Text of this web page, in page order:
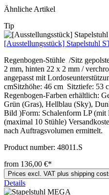
Ähnliche Artikel
Tip
[Ausstellungsstück] Stapelstuhl
Regenbogen-Stühle /Sitz
2 mm, hinten 22 x 2 mm /
angepasst mit
cmSitzhöhe: 46 cm Sitztiefe: 53
Regenbogen-Farben erhältlich:
Grün (Gras), Hellblau (Sky),
Bild )Form: Schalenform LP (mit
(maximal 10 Stühle)
nach Auftragsvolumen ermittelt.
Product number: 48011.S
from 136,00 €*
Prices excl. VAT plus shipping
Details